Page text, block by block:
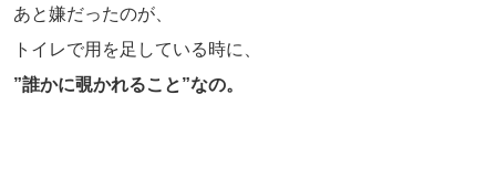
あと嫌だったのが、
トイレで用を足している時に、
”誰かに覗かれること”なの。